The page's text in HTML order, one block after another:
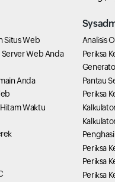
Situs Web
Server Web Anda
Anda
Waktu
Analisis
Periksa
Pantau
Periksa
Periksa
Periksa
Periksa